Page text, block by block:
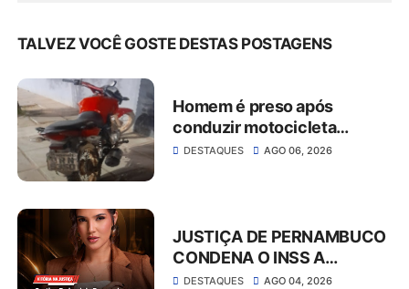
TALVEZ VOCÊ GOSTE DESTAS POSTAGENS
Homem é preso após
conduzir motocicleta
embriagado e resistir à
DESTAQUES AGO 06, 2026
JUSTIÇA DE PERNAMBUCO
CONDENA O INSS A
CONCEDER
DESTAQUES AGO 04, 2026